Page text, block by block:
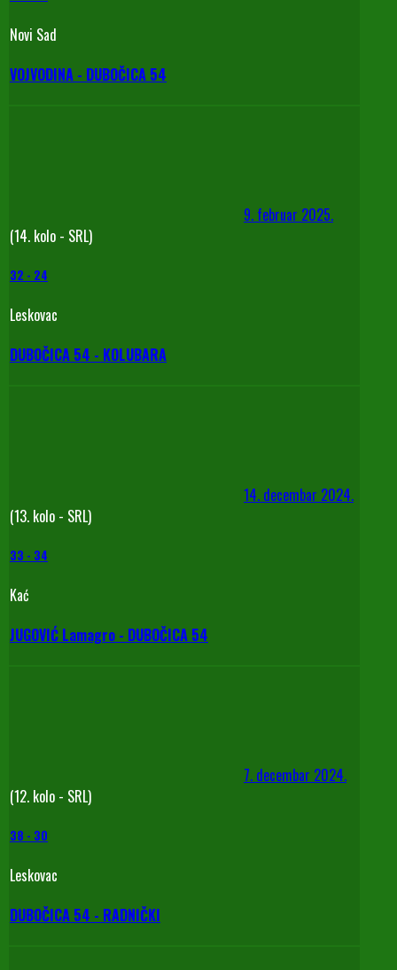
Novi Sad
VOJVODINA - DUBOČICA 54
9. februar 2025.
(14. kolo - SRL)
32 - 24
Leskovac
DUBOČICA 54 - KOLUBARA
14. decembar 2024.
(13. kolo - SRL)
33 - 34
Kać
JUGOVIĆ Lamagro - DUBOČICA 54
7. decembar 2024.
(12. kolo - SRL)
38 - 30
Leskovac
DUBOČICA 54 - RADNIČKI